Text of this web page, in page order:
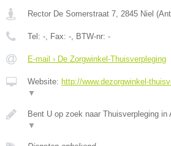
Rector De Somerstraat 7 2845 Niel (
Tel: - , Fax: - , BTW-nr: -
E-mail › De Zorgwinkel-Thuisverpleging
Website: http://www.dezorgwinkel-
▼
Bent U op zoek naar Thuisverpleging in
▼